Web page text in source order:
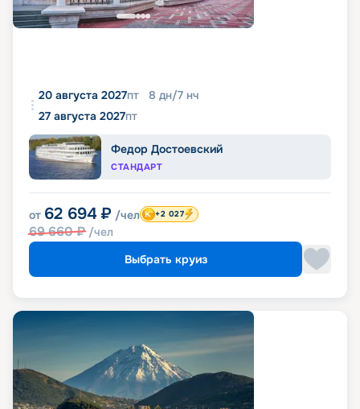
20 августа 2027пт 8 дн/7 нч
27 августа 2027пт
Федор Достоевский
СТАНДАРТ
от 62 694 ₽ /чел
69 660₽ /чел
+2 027
Выбрать круиз